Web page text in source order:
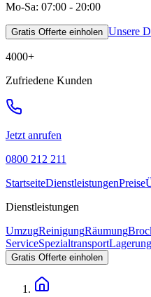
Mo-Sa: 07:00 - 20:00
Gratis Offerte einholen Unsere
4000+
Zufriedene Kunden
Jetzt anrufen
0800 212 211
StartseiteDienstleistungenPreise
Dienstleistungen
UmzugReinigungRäumung
ServiceSpezialtransportLagerung
Gratis Offerte einholen